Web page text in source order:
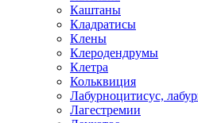
Каштаны
Кладратисы
Клены
Клеродендрумы
Клетра
Кольквиция
Лабурноцитисус,
Лагестремии